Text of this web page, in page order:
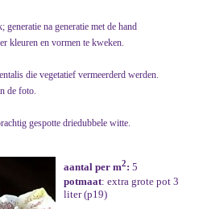
na generatie met de hand
kleuren en vormen te kweken.
die vegetatief vermeerderd werden.
de foto.
gespotte driedubbele witte.
aantal per m2: 5
potmaat: extra grote pot 3
liter (p19)